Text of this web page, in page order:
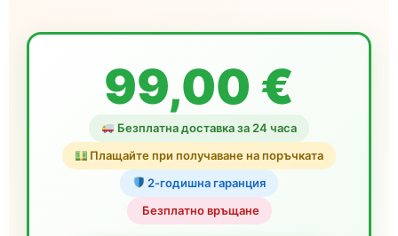
99,00 €
Безплатна доставка за 24 часа
Плащайте при получаване на поръчката
2-годишна гаранция
️ Безплатно връщане